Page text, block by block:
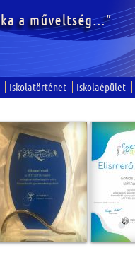
Iskolatörténet Iskolaépület